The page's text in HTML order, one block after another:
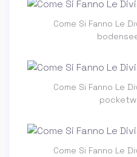
Come Si Fanno Le
Come Si Fanno Le
Come Si Fanno Le